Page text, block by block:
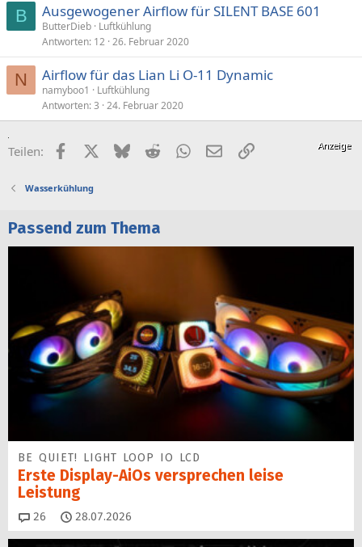
B Ausgewogener Airflow für SILENT BASE 601
ButterDieb Luftkühlung
Antworten 12 26. Februar 2020
N Airflow für das Lian Li O-11 Dynamic
namyboo1
Luftkühlung
Antworten 3 24. Februar 2020
Teilen: FacebookX (Twitter)
BlueskyRedditWhatsApp
E-MailLink
Wasserkühlung
Passend zum Thema
BE QUIET! LIGHT LOOP IO LCD
Erste Display-AiOs versprechen leise
Leistung
26 Kommentare
28.07.2026